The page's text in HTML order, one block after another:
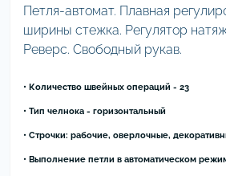
Петля-автомат. Плавная
ширины стежка. Регулятор
Реверс. Свободный рукав.
• Количество швейных операций - 23
• Тип челнока - горизонтальный
• Строчки: рабочие, оверлочные,
• Выполнение петли в автоматическом